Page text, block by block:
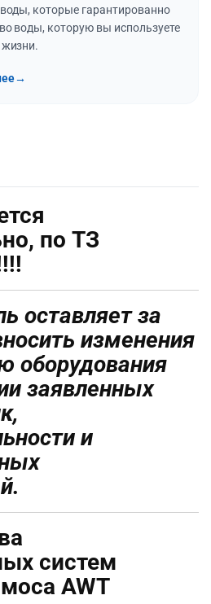
которые гарантированно
воды, которую вы используете
жизни.
→
по ТЗ
оставляет за
изменения
оборудования
заявленных
и
систем
AWT